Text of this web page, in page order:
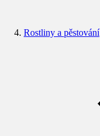
Rostliny a pěstování